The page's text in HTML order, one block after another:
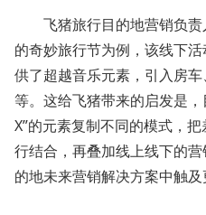
飞猪旅行目的地营销负责
的奇妙旅行节为例，该线下
供了超越音乐元素，引入房
等。这给飞猪带来的启发是
X”的元素复制不同的模式，
行结合，再叠加线上线下的
的地未来营销解决方案中触及